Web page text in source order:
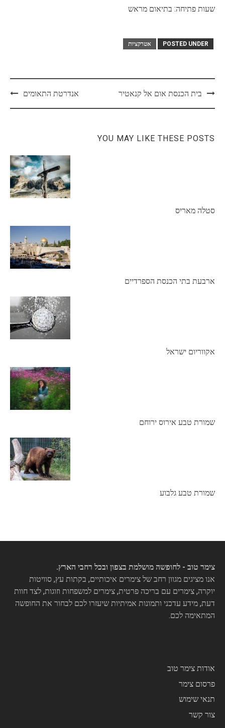
שעות פתיחה: בתיאום מראש
POSTED UNDER אטרקציות
Postבית הכנסת אום אל קנאטיר אנדרטת התאומים
YOU MAY LIKE THESE POSTS
סטלה מאריס
ארבעת בתי הכנסת הספרדיים
אקווריום ישראל
שמורת טבע אירוס ירוחם
שמורת טבע גלבוע
צימר טוב - לחופשה מושלמת בצפון ובכל רחבי הארץ.
אנו מציגים מגוון רחב של צימרים איכותיים, בקתות עץ, סוויטות
יוקרה, צימרים עם בריכה פרטית, צימרים למשפחות וזוגות, לצד חוות
דעת, מידע עדכני ותמונות אמיתיות שיעזרו לכם לבחור את החופשה
המתאימה לכם.
אודות צימר טוב
פרסום צימר
תנאי שימוש
צור קשר